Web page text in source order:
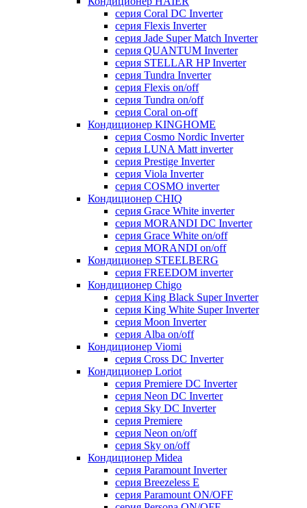
серия Coral DC Inverter
серия Flexis Inverter
серия Jade Super Match Inverter
серия QUANTUM Inverter
серия STELLAR HP Inverter
серия Tundra Inverter
серия Flexis on/off
серия Tundra on/off
серия Coral on-off
Кондиционер KINGHOME
серия Cosmo Nordic Inverter
серия LUNA Matt inverter
серия Prestige Inverter
серия Viola Inverter
серия COSMO inverter
Кондиционер CHIQ
серия Grace White inverter
серия MORANDI DC Inverter
серия Grace White on/off
серия MORANDI on/off
Кондиционер STEELBERG
серия FREEDOM inverter
Кондиционер Chigo
серия King Black Super Inverter
серия King White Super Inverter
серия Moon Inverter
серия Alba on/off
Кондиционер Viomi
серия Cross DC Inverter
Кондиционер Loriot
серия Premiere DC Inverter
серия Neon DC Inverter
серия Sky DC Inverter
серия Premiere
серия Neon on/off
серия Sky on/off
Кондиционер Midea
серия Paramount Inverter
серия Breezeless E
серия Paramount ON/OFF